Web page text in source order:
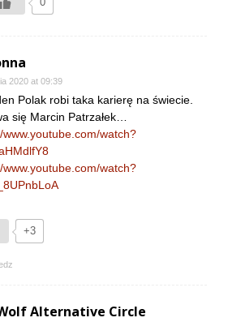
2020 at 09:39
Polak robi taka karierę na świecie.
się Marcin Patrzałek…
www.youtube.com/watch?
www.youtube.com/watch?
+3
Alternative Circle